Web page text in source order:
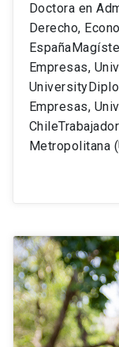
Doctora en
Derecho,
Empresas,
Empresas,
Metropolitana